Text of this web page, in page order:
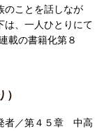
のことを話しなが
は、一人ひとりにて
載の書籍化第８
者／第４５章 中高